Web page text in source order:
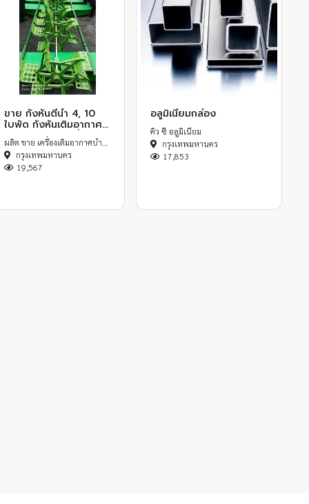
ขาย กังหันตีน้ำ 4, 10
ใบพัด กังหันเติมอากาศ
บ่อกุ้งบ่อปลา เครื่องเติม
ออกซิเจนน้ำ
กรุงเทพมหานคร
19,567
อลูมิเนียมกล่อง
คิว ซี อลูมิเนียม
กรุงเทพมหานคร
17,853